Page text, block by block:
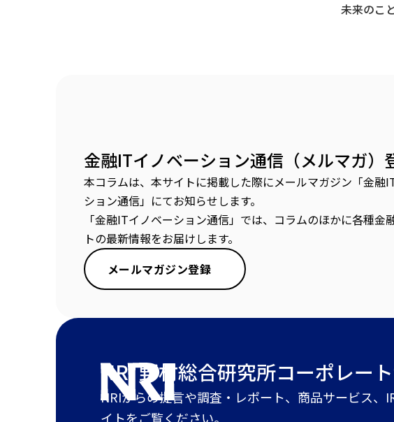
未来のこ
金融ITイノベーション通信（メルマガ）
本コラムは、本サイトに掲載した際にメールマガジン「金融
ション通信」にてお知らせします。
「金融ITイノベーション通信」では、コラムのほかに各種金
トの最新情報をお届けします。
メールマガジン登録
NRI 野村総合研究所コーポレー
NRIからの提言や調査・レポート、商品サービス
イトをご覧ください。